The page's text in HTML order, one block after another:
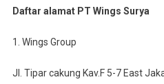
Daftar alamat PT Wings Surya
1. Wings Group
Jl. Tipar cakung Kav.F 5-7 East